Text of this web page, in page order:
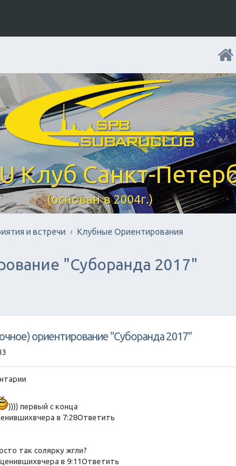
Клуб Санкт-
(основан в 2004г.)
и встречи Клубные Ориентирования
"Суборанда 2017"
ориентирование "Суборанда 2017"
)))) первый с конца
в 7:28Ответить
так солярку жгли?
в 9:11Ответить